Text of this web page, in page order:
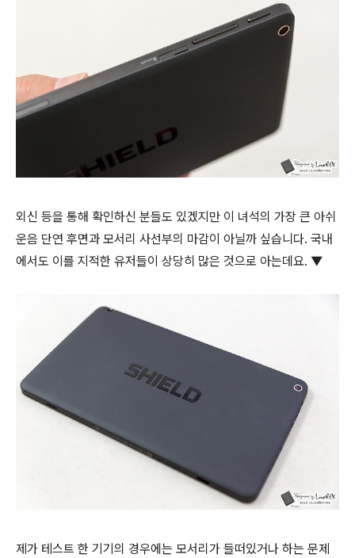
외신 등을 통해 확인하신 분들도 있겠지만 이 녀석의 가장 큰 아쉬
운음 단연 후면과 모서리 사선부의 마감이 아닐까 싶습니다. 국내
에서도 이를 지적한 유저들이 상당히 많은 것으로 아는데요. ▼
제가 테스트 한 기기의 경우에는 모서리가 들떠있거나 하는 문제